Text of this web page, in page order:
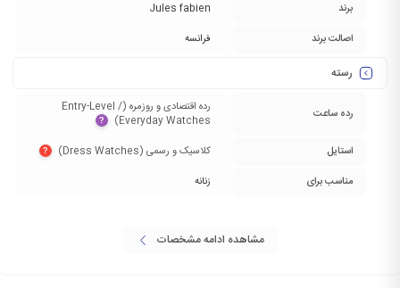
برند
Jules fabien
اصالت برند
فرانسه
رسته
رده ساعت
رده اقتصادی و روزمره (Entry-Level /
Everyday Watches)‏
?
استایل کلاسیک و رسمی (Dress Watches)‏ ?
مناسب برای زنانه
مشاهده ادامه مشخصات